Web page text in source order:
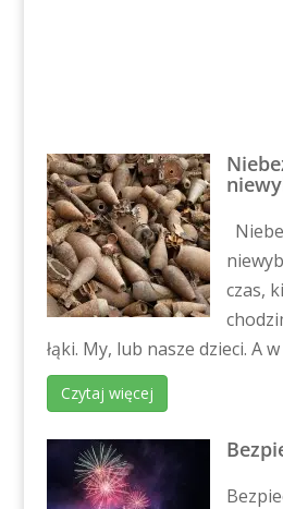
czas,
łąki. My, lub nasze dzieci. A w
Czytaj więcej